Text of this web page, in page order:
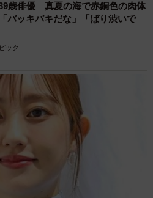
引き取ることにしました」。猫
良かったので一緒に飼ってあ
んの状態が悪かったので、ま
にしたという。もりすくん
の一員になった。もりすくん
、「なかなか出てこないと思
ださい」と言ったが、すぐに
甘えん坊で、膝の上に乗ると
歳俳優 真夏の海で赤銅色の肉体
バッキバキだな」「ばり渋いで
ック